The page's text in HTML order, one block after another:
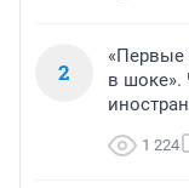
2
«Первые
в шоке».
1 224